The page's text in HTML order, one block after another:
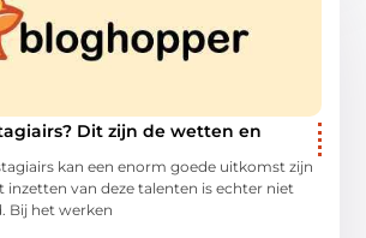
Dit zijn de wetten en
kan een enorm goede uitkomst zijn
inzetten van deze talenten is echter niet
Bij het werken